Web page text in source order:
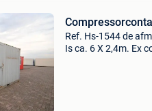
Ref. Hs-1544 de
Is ca. 6 X 2,4m. Ex